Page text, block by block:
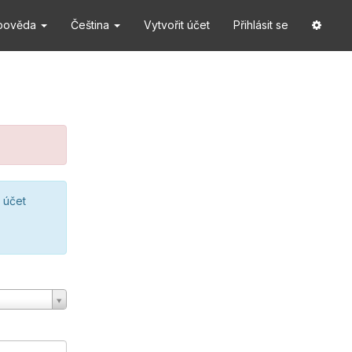
Čeština Vytvořit účet Přihlásit se
účet